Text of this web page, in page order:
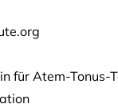
für Atem-Tonus-